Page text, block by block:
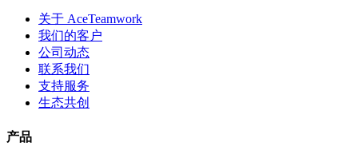
关于 AceTeamwork
我们的客户
公司动态
联系我们
支持服务
生态共创
产品